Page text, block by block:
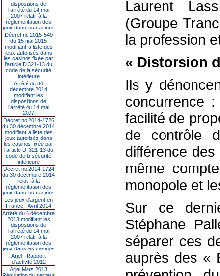
dispositions de
l’arrêté du 14 mai
2007 relatif à la
réglementation des
jeux dans les casinos
Décret no 2015-540
du 15 mai 2015
modifiant la liste des
jeux autorisés dans
les casinos fixée par
l’article D.321-13 du
code de la sécurité
intérieure
Arrêté du 30
décembre 2014
modifiant les
dispositions de
l’arrêté du 14 mai
2007
Décret no 2014-1726
du 30 décembre 2014
modifiant la liste des
jeux autorisés dans
les casinos fixée par
l’article D. 321-13 du
code de la sécurité
intérieure
Décret no 2014-1724
du 30 décembre 2014
relatif à la
réglementation des
jeux dans les casinos
Les jeux d’argent en
France - Avril 2014
Arrêté du 6 décembre
2013 modifiant les
dispositions de
l’arrêté du 14 mai
2007 relatif à la
réglementation des
jeux dans les casinos
Arjel - Rapport
d'activité 2012
Arjel Mars 2013
Laurent
(Groupe
la profession
« Distorsion
Ils y
concurrence
facilité de
de contrôle
différence
même
monopole et
Sur ce
Stéphane
séparer ces
auprès des «